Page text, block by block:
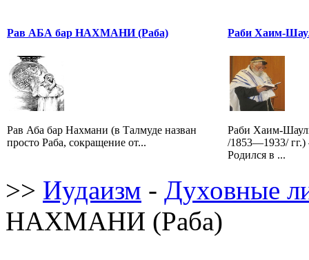
Рав АБА бар НАХМАНИ (Раба)
Рав Аба бар Нахмани (в Талмуде назван
просто Раба, сокращение от...
Раби Хаим-
Раби Хаим-
/1853—1933/
Родился в ...
>> Иудаизм - Духовные
НАХМАНИ (Раба)